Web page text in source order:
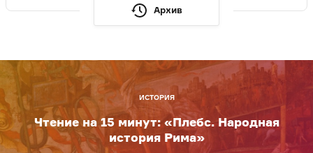
Архив
ИСТОРИЯ
Чтение на 15 минут: «Плебс. Народная
история Рима»